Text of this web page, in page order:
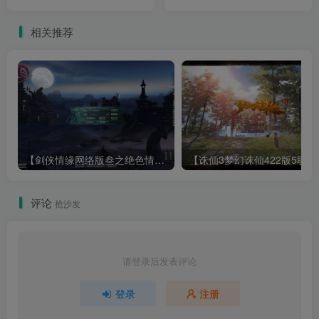
相关推荐
【剑侠情缘网络版叁之绝色情缘V3.5更新版】3DMMORPG端游Linux服务端+GM指令+PC客户端+架设教程
评论 抢沙发
请登录后发表评论
登录 注册